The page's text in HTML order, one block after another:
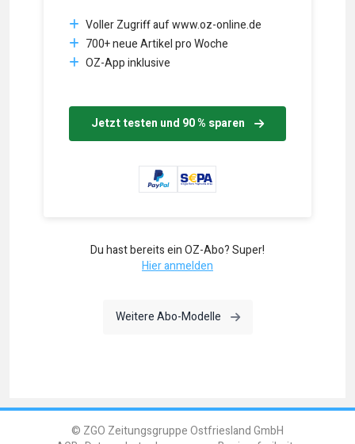
Voller Zugriff auf www.oz-online.de
700+ neue Artikel pro Woche
OZ-App inklusive
Jetzt testen und 90 % sparen
Du hast bereits ein OZ-Abo? Super!
Hier anmelden
Weitere Abo-Modelle
© ZGO Zeitungsgruppe Ostfriesland GmbH